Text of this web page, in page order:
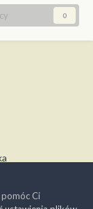
0
Ci